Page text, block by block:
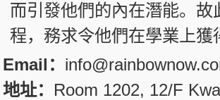
而引發他們的內在潛能。
程，務求令他們在學業上
Email：
地址： Room 1202, 12/F